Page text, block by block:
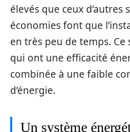
élevés que ceux d’autres
économies font que
en très peu de temps. Ce
qui ont une efficacité
combinée à une faible
d’énergie.
Un système